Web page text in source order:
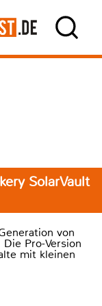
SolarVault
von
Pro-Version
mit kleinen